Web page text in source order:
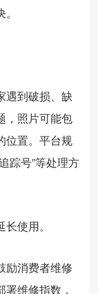
遇到破损、缺
，照片可能包
位置。平台规
踪号”等处理方
使用。
励消费者维修
维修指数，